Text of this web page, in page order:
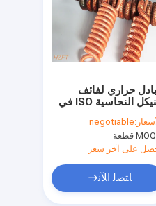
حراري لفائف
النيكل النحاسية ISO في
مبخر التبريد / المكثف
negotiable
على آخر سعر
ﺎﺘﺼﻟ ﺍﻶﻧ